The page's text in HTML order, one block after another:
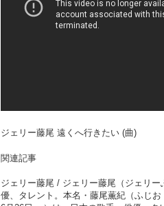
ジェリー藤尾 遠くへ行きたい (曲)
関連記事
ジェリー藤尾 / ジェリー藤尾（ジェリ
優、タレント。本名・藤尾薫紀（ふじ